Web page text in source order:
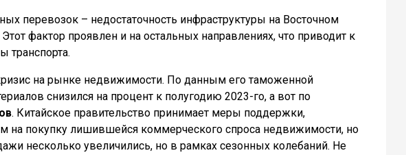
перевозок – недостаточность инфраструктуры на Восточном
фактор проявлен и на остальных направлениях, что приводит к
транспорта.
на рынке недвижимости. По данным его таможенной
снизился на процент к полугодию 2023-го, а вот по
. Китайское правительство принимает меры поддержки,
на покупку лишившейся коммерческого спроса недвижимости, но
несколько увеличились, но в рамках сезонных колебаний. Не